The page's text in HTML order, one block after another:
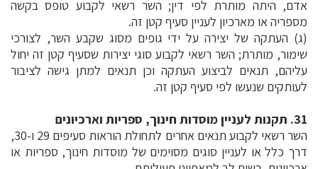
אדם, היתה מותרת לפי דין; השר רשאי לקבוע טופס בקשה
מספריה או מארכיון לעניין סעיף קטן זה.
(ג) העתקה של יצירה על ידי גופים מסוג שקבע השר, לצורכי
שימור, מותרת; השר רשאי לקבוע סוגי יצירות שסעיף קטן זה יחול
עליהם, תנאים לביצוע העתקה וכן תנאים למתן גישה לציבור
לעותקים שנעשו לפי סעיף קטן זה.
31. תקנות לעניין מוסדות חינוך, ספריות וארכיונים
השר רשאי לקבוע תנאים אחרים לתחולת הוראות סעיפים 29 ו-30,
דרך כלל או לעניין סוגים מסוימים של מוסדות חינוך, ספריות או